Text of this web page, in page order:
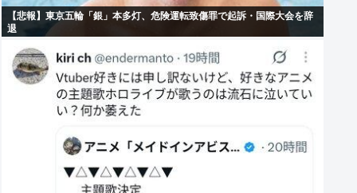
【悲報】東京五輪「銀」本多灯、危険運転致傷罪で起訴・国際大会を辞
退